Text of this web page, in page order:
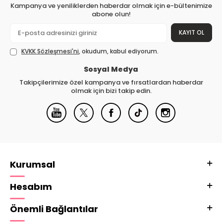
Kampanya ve yeniliklerden haberdar olmak için e-bültenimize
abone olun!
KAYIT OL
KVKK Sözleşmesi'ni, okudum, kabul ediyorum.
Sosyal Medya
Takipçilerimize özel kampanya ve fırsatlardan haberdar
olmak için bizi takip edin.
Kurumsal
Hesabım
Önemli Bağlantılar